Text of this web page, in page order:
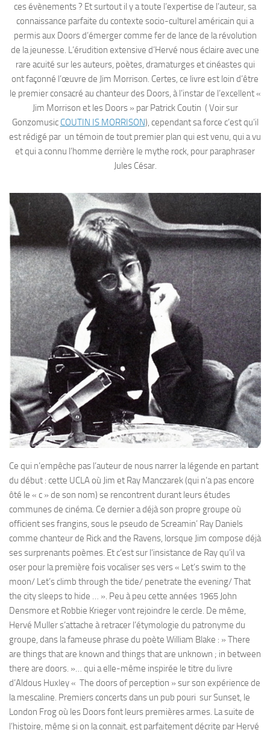
ces évènements ? Et surtout il y a toute l’expertise de l’auteur, sa
connaissance parfaite du contexte socio-culturel américain qui a
permis aux Doors d’émerger comme fer de lance de la révolution
de la jeunesse. L’érudition extensive d’Hervé nous éclaire avec une
rare acuité sur les auteurs, poètes, dramaturges et cinéastes qui
ont façonné l’œuvre de Jim Morrison. Certes, ce livre est loin d’être
le premier consacré au chanteur des Doors, à l’instar de l’excellent «
Jim Morrison et les Doors » par Patrick Coutin ( Voir sur
Gonzomusic COUTIN IS MORRISON), cependant sa force c’est qu’il
est rédigé par un témoin de tout premier plan qui est venu, qui a vu
et qui a connu l’homme derrière le mythe rock, pour paraphraser
Jules César.
Ce qui n’empêche pas l’auteur de nous narrer la légende en partant
du début : cette UCLA où Jim et Ray Manczarek (qui n’a pas encore
ôté le « c » de son nom) se rencontrent durant leurs études
communes de cinéma. Ce dernier a déjà son propre groupe où
officient ses frangins, sous le pseudo de Screamin’ Ray Daniels
comme chanteur de Rick and the Ravens, lorsque Jim compose déjà
ses surprenants poèmes. Et c’est sur l’insistance de Ray qu’il va
oser pour la première fois vocaliser ses vers « Let’s swim to the
moon/ Let’s climb through the tide/ penetrate the evening/ That
the city sleeps to hide … ». Peu à peu cette années 1965 John
Densmore et Robbie Krieger vont rejoindre le cercle. De même,
Hervé Muller s’attache à retracer l’étymologie du patronyme du
groupe, dans la fameuse phrase du poète William Blake : » There
are things that are known and things that are unknown ; in between
there are doors. »… qui a elle-même inspirée le titre du livre
d’Aldous Huxley « The doors of perception » sur son expérience de
la mescaline. Premiers concerts dans un pub pouri sur Sunset, le
London Frog où les Doors font leurs premières armes. La suite de
l’histoire, même si on la connait, est parfaitement décrite par Hervé